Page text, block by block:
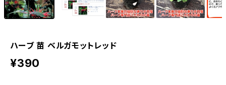
ハーブ 苗 ベルガモットレッド
¥390